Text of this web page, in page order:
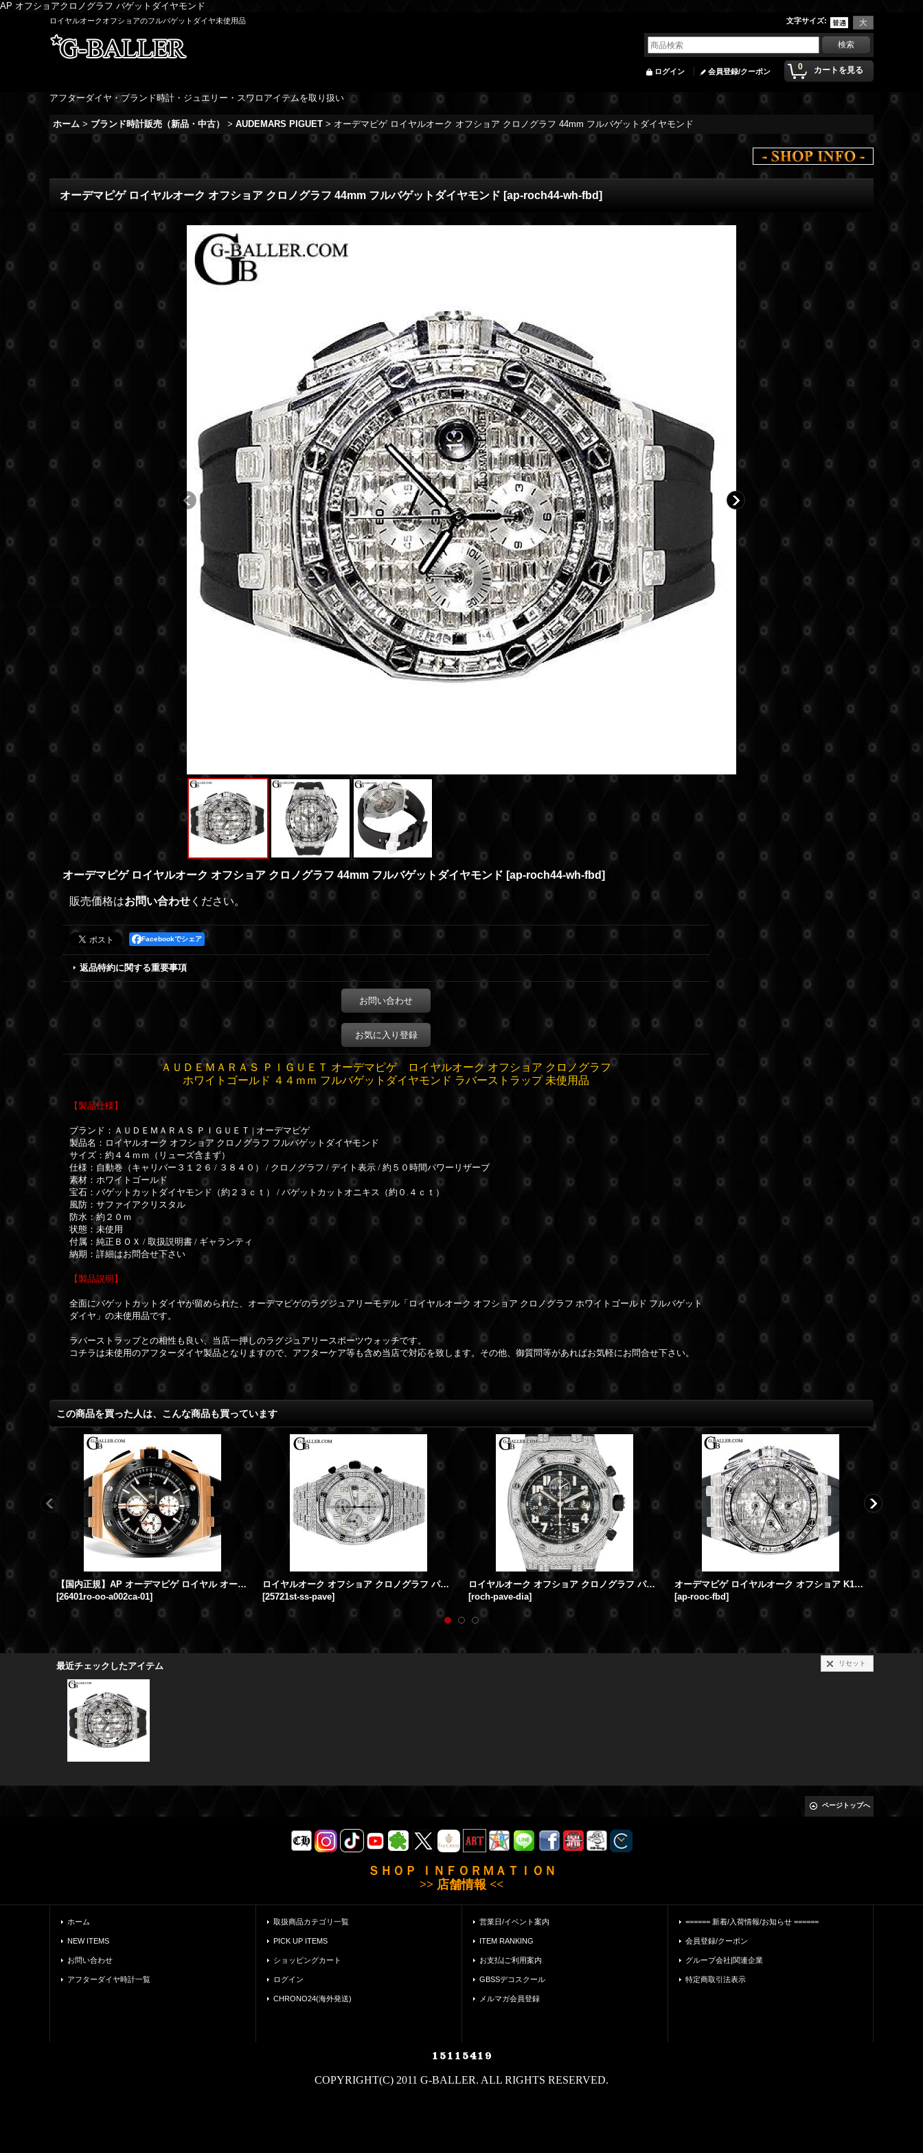
AP オフショアクロノグラフ バゲットダイヤモンド
ロイヤルオークオフショアのフルバゲットダイヤ未使用品 文字サイズ:
0 カートを見る
ログイン 会員登録/クーポン
アフターダイヤ・ブランド時計・ジュエリー・スワロアイテムを取り扱い
ホーム > ブランド時計販売（新品・中古） > AUDEMARS PIGUET > オーデマピゲ ロイヤルオーク オフショア クロノグラフ 44mm フルバゲットダイヤモンド
オーデマピゲ ロイヤルオーク オフショア クロノグラフ 44mm フルバゲットダイヤモンド [ap-roch44-wh-fbd]
オーデマピゲ ロイヤルオーク オフショア クロノグラフ 44mm フルバゲットダイヤモンド [ap-roch44-wh-fbd]
販売価格はお問い合わせ ください。
Facebookでシェア
返品特約に関する重要事項
お問い合わせ
お気に入り登録
ＡＵＤＥＭＡＲＡＳ ＰＩＧＵＥＴ オーデマピゲ ロイヤルオーク オフショア クロノグラフ
ホワイトゴールド ４４ｍｍ フルバゲットダイヤモンド ラバーストラップ 未使用品
【製品仕様】
ブランド： ＡＵＤＥＭＡＲＡＳ ＰＩＧＵＥＴ | オーデマピゲ
製品名：ロイヤルオーク オフショア クロノグラフ フルバゲットダイヤモンド
サイズ：約４４ｍｍ（リューズ含まず）
仕様：自動巻（キャリバー３１２６ / ３８４０） / クロノグラフ / デイト表示 / 約５０時間パワーリザーブ
素材：ホワイトゴールド
宝石：バゲットカットダイヤモンド（約２３ｃｔ） / バゲットカットオニキス（約０.４ｃｔ）
風防：サファイアクリスタル
防水：約２０ｍ
状態：未使用
付属：純正ＢＯＸ / 取扱説明書 / ギャランティ
納期：詳細はお問合せ下さい
【製品説明】
全面にバゲットカットダイヤが留められた、オーデマピゲのラグジュアリーモデル「ロイヤルオーク オフショア クロノグラフ ホワイトゴールド フルバゲット
ダイヤ」の未使用品です。
ラバーストラップとの相性も良い、当店一押しのラグジュアリースポーツウォッチです。
コチラは未使用のアフターダイヤ製品となりますので、アフターケア等も含め当店で対応を致します。その他、御質問等があればお気軽にお問合せ下さい。
この商品を買った人は、こんな商品も買っています
【国内正規】AP オーデマピゲ ロイヤル オーク オフショア クロノグラフ 44mm PG 26401RO.OO.A002CA.01
[26401ro-oo-a002ca-01]
ロイヤルオーク オフショア クロノグラフ パヴェダイヤモンド 25721ST
[25721st-ss-pave]
ロイヤルオーク オフショア クロノグラフ パヴェダイヤ
[roch-pave-dia]
オーデマピゲ ロイヤルオーク オフショア K18WG フルバゲットダイヤモンド
[ap-rooc-fbd]
最近チェックしたアイテム リセット
ページトップへ
ＳＨＯＰ ＩＮＦＯＲＭＡＴＩＯＮ
>> 店舗情報 <<
ホーム
NEW ITEMS
お問い合わせ
アフターダイヤ時計一覧
取扱商品カテゴリ一覧
PICK UP ITEMS
ショッピングカート
ログイン
CHRONO24(海外発送)
営業日/イベント案内
ITEM RANKING
お支払|ご利用案内
GBSSデコスクール
メルマガ会員登録
====== 新着/入荷情報/お知らせ ======
会員登録/クーポン
グループ会社|関連企業
特定商取引法表示
COPYRIGHT(C) 2011 G-BALLER. ALL RIGHTS RESERVED.